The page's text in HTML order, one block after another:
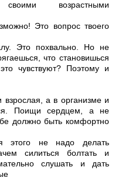
своими возрастными
Это вопрос твоего
Это похвально. Но не
что становишься
чувствуют? Поэтому и
а в организме и
Поищи сердцем, а не
должно быть комфортно
этого не надо делать
силиться болтать и
слушать и дать